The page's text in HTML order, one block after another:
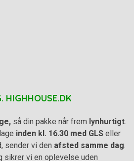
HIGHHOUSE.DK
så din pakke når frem lynhurtigt.
inden kl. 16.30 med GLS eller
sender vi den afsted samme dag.
sikrer vi en oplevelse uden